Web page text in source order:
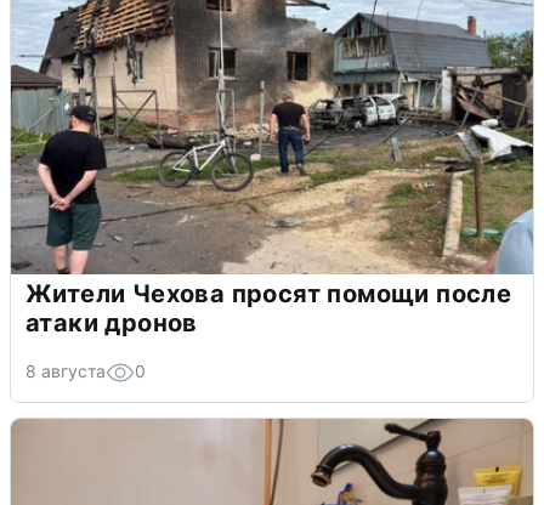
Жители Чехова просят помощи после
атаки дронов
8 августа 0